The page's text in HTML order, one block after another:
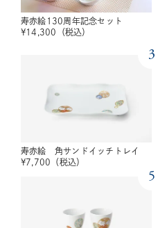
寿赤絵130周年記念セット
¥14,300 （税込）
3
寿赤絵 角サンドイッチトレイ
¥7,700 （税込）
5